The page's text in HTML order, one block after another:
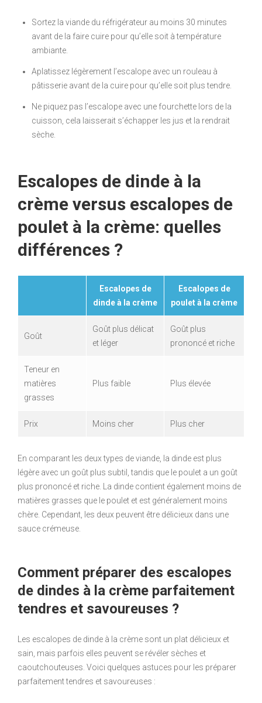
Sortez la viande du réfrigérateur au moins 30 minutes
avant de la faire cuire pour qu’elle soit à température
ambiante.
Aplatissez légèrement l’escalope avec un rouleau à
pâtisserie avant de la cuire pour qu’elle soit plus tendre.
Ne piquez pas l’escalope avec une fourchette lors de la
cuisson, cela laisserait s’échapper les jus et la rendrait
sèche.
Escalopes de dinde à la
crème versus escalopes de
poulet à la crème: quelles
différences ?
Escalopes de
dinde à la crème
Escalopes de
poulet à la crème
Goût
Goût plus délicat
et léger
Goût plus
prononcé et riche
Teneur en
matières
grasses
Plus faible Plus élevée
Prix Moins cher Plus cher
En comparant les deux types de viande, la dinde est plus
légère avec un goût plus subtil, tandis que le poulet a un goût
plus prononcé et riche. La dinde contient également moins de
matières grasses que le poulet et est généralement moins
chère. Cependant, les deux peuvent être délicieux dans une
sauce crémeuse.
Comment préparer des escalopes
de dindes à la crème parfaitement
tendres et savoureuses ?
Les escalopes de dinde à la crème sont un plat délicieux et
sain, mais parfois elles peuvent se révéler sèches et
caoutchouteuses. Voici quelques astuces pour les préparer
parfaitement tendres et savoureuses :